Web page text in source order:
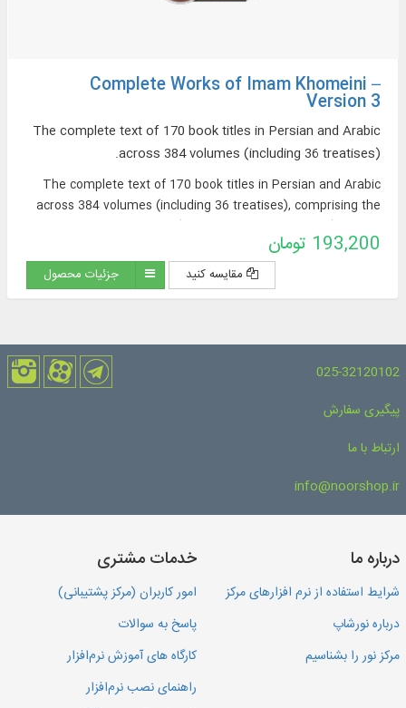
Complete Works of Imam Khomeini –
Version 3
The complete text of 170 book titles in Persian and Arabic
across 384 volumes (including 36 treatises).
The complete text of 170 book titles in Persian and Arabic
across 384 volumes (including 36 treatises), comprising the
Sayyid Mustafa Khomeini (may Allah have mercy on him),
and the thematic collection of works by the Institute for the
Compilation and Publication of Imam Khomeini's Works.
193,200 تومان
مقایسه کنید جزئیات محصول
025-32120102
پیگیری سفارش
ارتباط با ما
info@noorshop.ir
درباره ما
شرایط استفاده از نرم افزارهای مرکز
درباره نورشاپ
مرکز نور را بشناسیم
خدمات مشتری
امور کاربران (مرکز پشتیبانی)
پاسخ به سوالات
کارگاه های آموزش نرم‌افزار
راهنمای نصب نرم‌افزار